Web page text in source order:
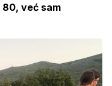
80, već sam